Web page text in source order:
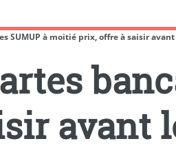
SUMUP à moitié prix, offre à saisir
avant